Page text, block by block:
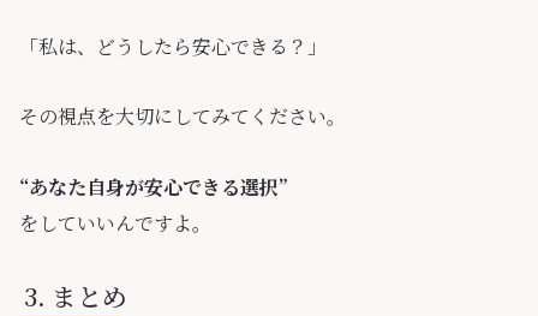
「私は、どうしたら安心できる？」
その視点を大切にしてみてください。
“あなた自身が安心できる選択”
をしていいんですよ。
まとめ